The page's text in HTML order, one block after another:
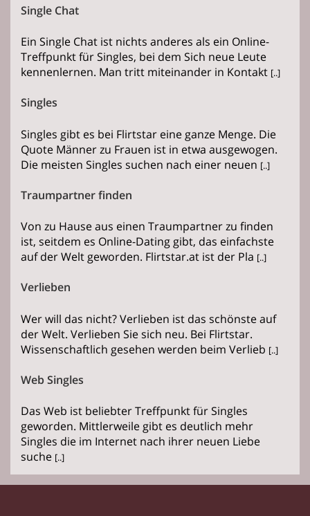
Single Chat
Ein Single Chat ist nichts anderes als ein Online-
Treffpunkt für Singles, bei dem Sich neue Leute
kennenlernen. Man tritt miteinander in Kontakt [..]
Singles
Singles gibt es bei Flirtstar eine ganze Menge. Die
Quote Männer zu Frauen ist in etwa ausgewogen.
Die meisten Singles suchen nach einer neuen [..]
Traumpartner finden
Von zu Hause aus einen Traumpartner zu finden
ist, seitdem es Online-Dating gibt, das einfachste
auf der Welt geworden. Flirtstar.at ist der Pla [..]
Verlieben
Wer will das nicht? Verlieben ist das schönste auf
der Welt. Verlieben Sie sich neu. Bei Flirtstar.
Wissenschaftlich gesehen werden beim Verlieb [..]
Web Singles
Das Web ist beliebter Treffpunkt für Singles
geworden. Mittlerweile gibt es deutlich mehr
Singles die im Internet nach ihrer neuen Liebe
suche [..]